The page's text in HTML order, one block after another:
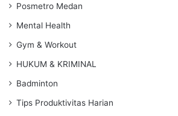
Posmetro Medan
Mental Health
Gym & Workout
HUKUM & KRIMINAL
Badminton
Tips Produktivitas Harian